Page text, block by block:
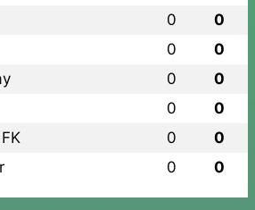
0 0
0 0
0 0
0 0
0 0
0 0